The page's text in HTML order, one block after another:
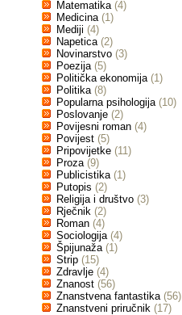
Matematika (4)
Medicina (1)
Mediji (4)
Napetica (2)
Novinarstvo (3)
Poezija (5)
Politička ekonomija (1)
Politika (8)
Popularna psihologija (10)
Poslovanje (2)
Povijesni roman (4)
Povijest (5)
Pripovijetke (11)
Proza (9)
Publicistika (1)
Putopis (2)
Religija i društvo (3)
Rječnik (2)
Roman (4)
Sociologija (4)
Špijunaža (1)
Strip (15)
Zdravlje (4)
Znanost (56)
Znanstvena fantastika (56)
Znanstveni priručnik (17)